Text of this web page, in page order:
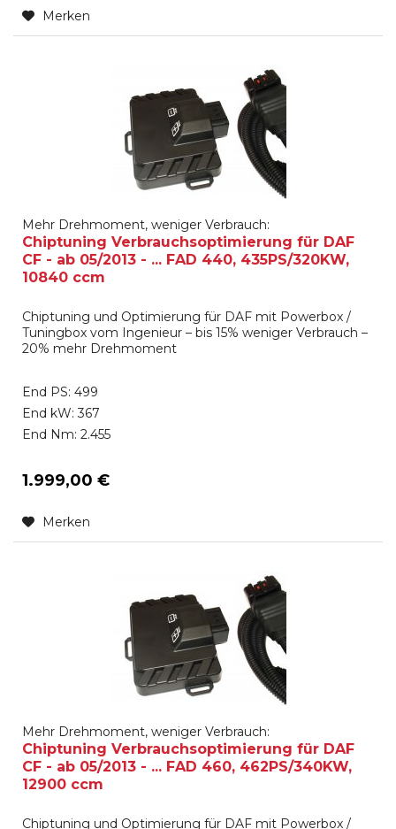
Merken
Mehr Drehmoment, weniger Verbrauch:
Chiptuning Verbrauchsoptimierung für DAF
CF - ab 05/2013 - ... FAD 440, 435PS/320KW,
10840 ccm
Chiptuning und Optimierung für DAF mit Powerbox /
Tuningbox vom Ingenieur – bis 15% weniger Verbrauch –
20% mehr Drehmoment
End PS: 499
End kW: 367
End Nm: 2.455
1.999,00 €
Merken
Mehr Drehmoment, weniger Verbrauch:
Chiptuning Verbrauchsoptimierung für DAF
CF - ab 05/2013 - ... FAD 460, 462PS/340KW,
12900 ccm
Chiptuning und Optimierung für DAF mit Powerbox /